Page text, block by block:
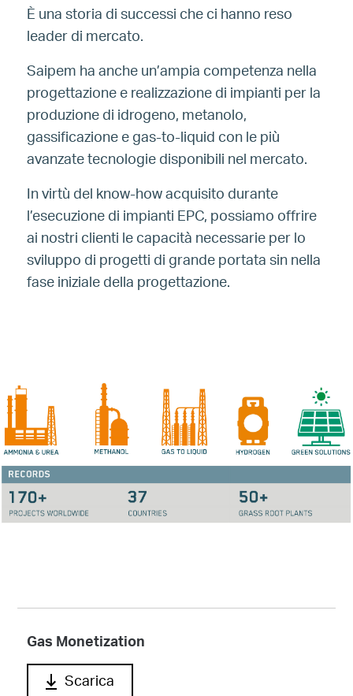
È una storia di successi che ci hanno reso
leader di mercato.
Saipem ha anche un’ampia competenza nella
progettazione e realizzazione di impianti per la
produzione di idrogeno, metanolo,
gassificazione e gas-to-liquid con le più
avanzate tecnologie disponibili nel mercato.
In virtù del know-how acquisito durante
l’esecuzione di impianti EPC, possiamo offrire
ai nostri clienti le capacità necessarie per lo
sviluppo di progetti di grande portata sin nella
fase iniziale della progettazione.
Gas Monetization
Scarica